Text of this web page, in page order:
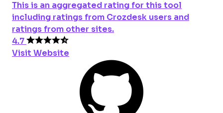
This is an aggregated rating for this tool
including ratings from Crozdesk users and
ratings from other sites.
4.7
Visit Website